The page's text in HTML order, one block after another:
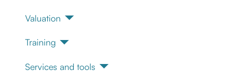
Valuation
Training
Services and tools